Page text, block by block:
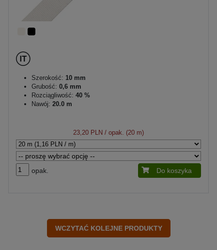
Szerokość: 10 mm
Grubość: 0,6 mm
Rozciągliwość: 40 %
Nawój: 20.0 m
23,20 PLN / opak. (20 m)
opak. Do koszyka